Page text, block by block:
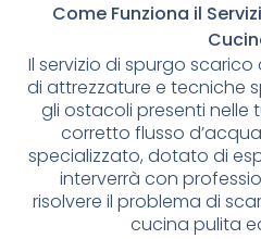
Come Funziona il
Il servizio di spurgo scarico
di attrezzature e tecniche
gli ostacoli presenti nelle
corretto flusso
specializzato, dotato di
interverrà con
risolvere il problema di
cucina pulita